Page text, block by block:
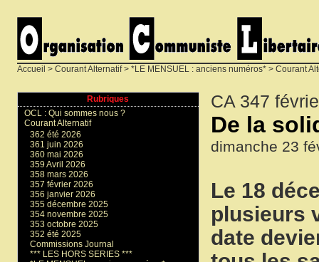
Accueil > Courant Alternatif> *LE MENSUEL : anciens numéros* > Courant
CA 347
De la
dimanche 23
Le 18
plusieurs
date
Rubriques
OCL : Qui sommes nous ?
Courant Alternatif
362 été 2026
361 juin 2026
360 mai 2026
359 Avril 2026
358 mars 2026
357 février 2026
356 janvier 2026
355 décembre 2025
354 novembre 2025
353 octobre 2025
352 été 2025
Commissions Journal
*** LES HORS SERIES ***